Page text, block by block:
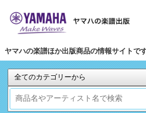
ヤマハの楽譜ほか出版商品の情報サイトです